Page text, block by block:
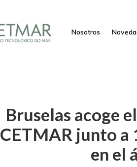
Nosotros
Bruselas acoge
CETMAR junto a
en el